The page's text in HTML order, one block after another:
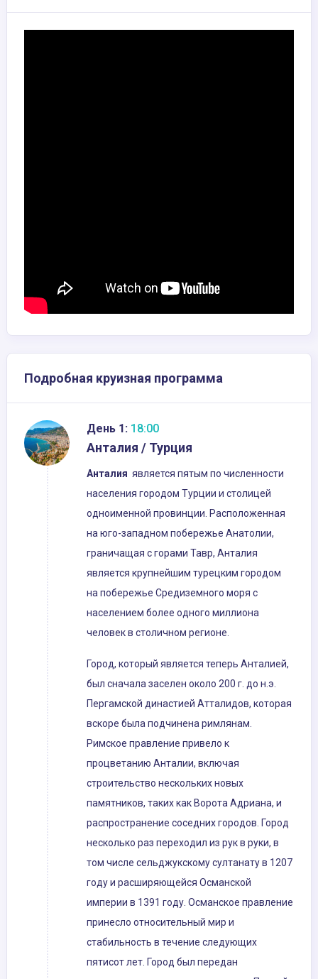
Подробная круизная программа
День 1: 18:00
Анталия / Турция
Анталия является пятым по численности
населения городом Турции и столицей
одноименной провинции. Расположенная
на юго-западном побережье Анатолии,
граничащая с горами Тавр, Анталия
является крупнейшим турецким городом
на побережье Средиземного моря с
населением более одного миллиона
человек в столичном регионе.
Город, который является теперь Анталией,
был сначала заселен около 200 г. до н.э.
Пергамской династией Атталидов, которая
вскоре была подчинена римлянам.
Римское правление привело к
процветанию Анталии, включая
строительство нескольких новых
памятников, таких как Ворота Адриана, и
распространение соседних городов. Город
несколько раз переходил из рук в руки, в
том числе сельджукскому султанату в 1207
году и расширяющейся Османской
империи в 1391 году. Османское правление
принесло относительный мир и
стабильность в течение следующих
пятисот лет. Город был передан